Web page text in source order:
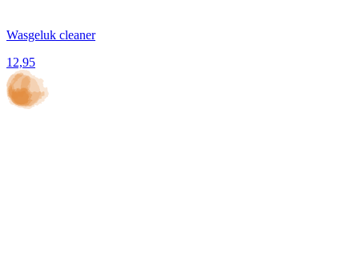
Wasgeluk cleaner
12,95